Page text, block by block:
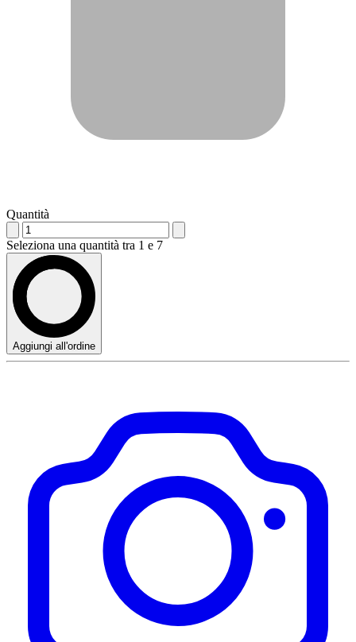
Quantità
Seleziona una quantità tra 1 e 7
Aggiungi all'ordine